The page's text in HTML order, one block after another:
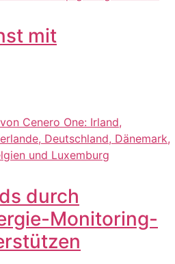
mit
durch
Monitoring-